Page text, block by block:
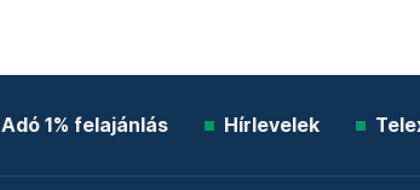
Adó 1% felajánlás Hírlevelek